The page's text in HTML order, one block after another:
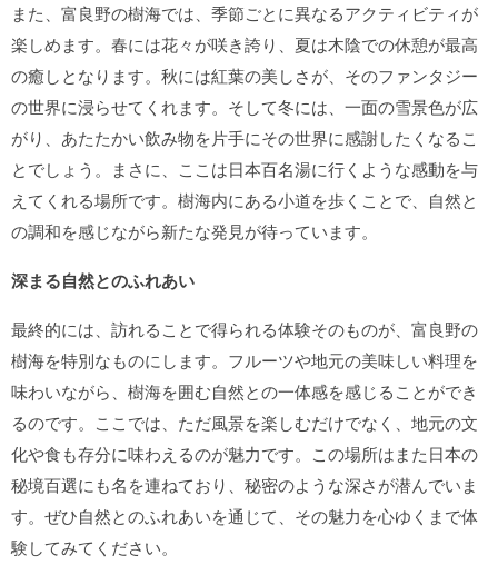
また、富良野の樹海では、季節ごとに異なるアクティビティが
楽しめます。春には花々が咲き誇り、夏は木陰での休憩が最高
の癒しとなります。秋には紅葉の美しさが、そのファンタジー
の世界に浸らせてくれます。そして冬には、一面の雪景色が広
がり、あたたかい飲み物を片手にその世界に感謝したくなるこ
とでしょう。まさに、ここは日本百名湯に行くような感動を与
えてくれる場所です。樹海内にある小道を歩くことで、自然と
の調和を感じながら新たな発見が待っています。
深まる自然とのふれあい
最終的には、訪れることで得られる体験そのものが、富良野の
樹海を特別なものにします。フルーツや地元の美味しい料理を
味わいながら、樹海を囲む自然との一体感を感じることができ
るのです。ここでは、ただ風景を楽しむだけでなく、地元の文
化や食も存分に味わえるのが魅力です。この場所はまた日本の
秘境百選にも名を連ねており、秘密のような深さが潜んでいま
す。ぜひ自然とのふれあいを通じて、その魅力を心ゆくまで体
験してみてください。